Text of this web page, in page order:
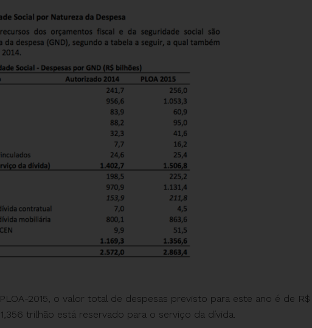
2015, o valor total de despesas previsto para este ano é de R$
trilhão está reservado para o serviço da dívida.